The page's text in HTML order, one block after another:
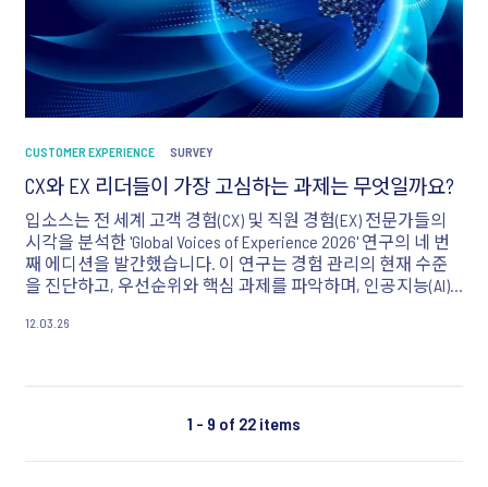
CUSTOMER EXPERIENCE SURVEY
CX와 EX 리더들이 가장 고심하는 과제는 무엇일까요?
입소스는 전 세계 고객 경험(CX) 및 직원 경험(EX) 전문가들의
시각을 분석한 'Global Voices of Experience 2026' 연구의 네 번
째 에디션을 발간했습니다. 이 연구는 경험 관리의 현재 수준
을 진단하고, 우선순위와 핵심 과제를 파악하며, 인공지능(AI)
12.03.26
1 - 9 of 22 items